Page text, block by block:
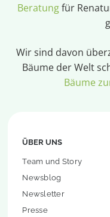
Beratungfür
Wir sind davon
Bäume der Welt
Bäume
ÜBER UNS
Team und Story
Newsblog
Newsletter
Presse